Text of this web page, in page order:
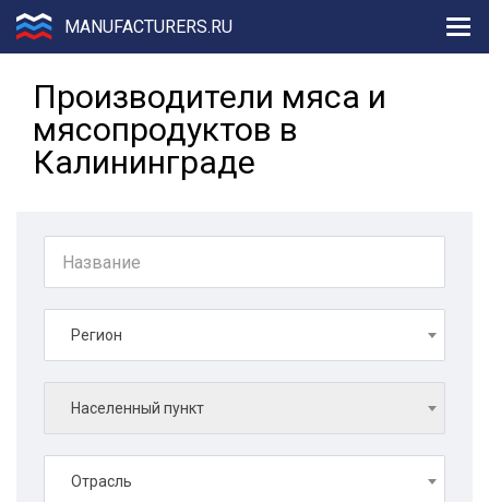
MANUFACTURERS.RU
Производители мяса и
мясопродуктов в
Калининграде
Регион
Населенный пункт
Отрасль